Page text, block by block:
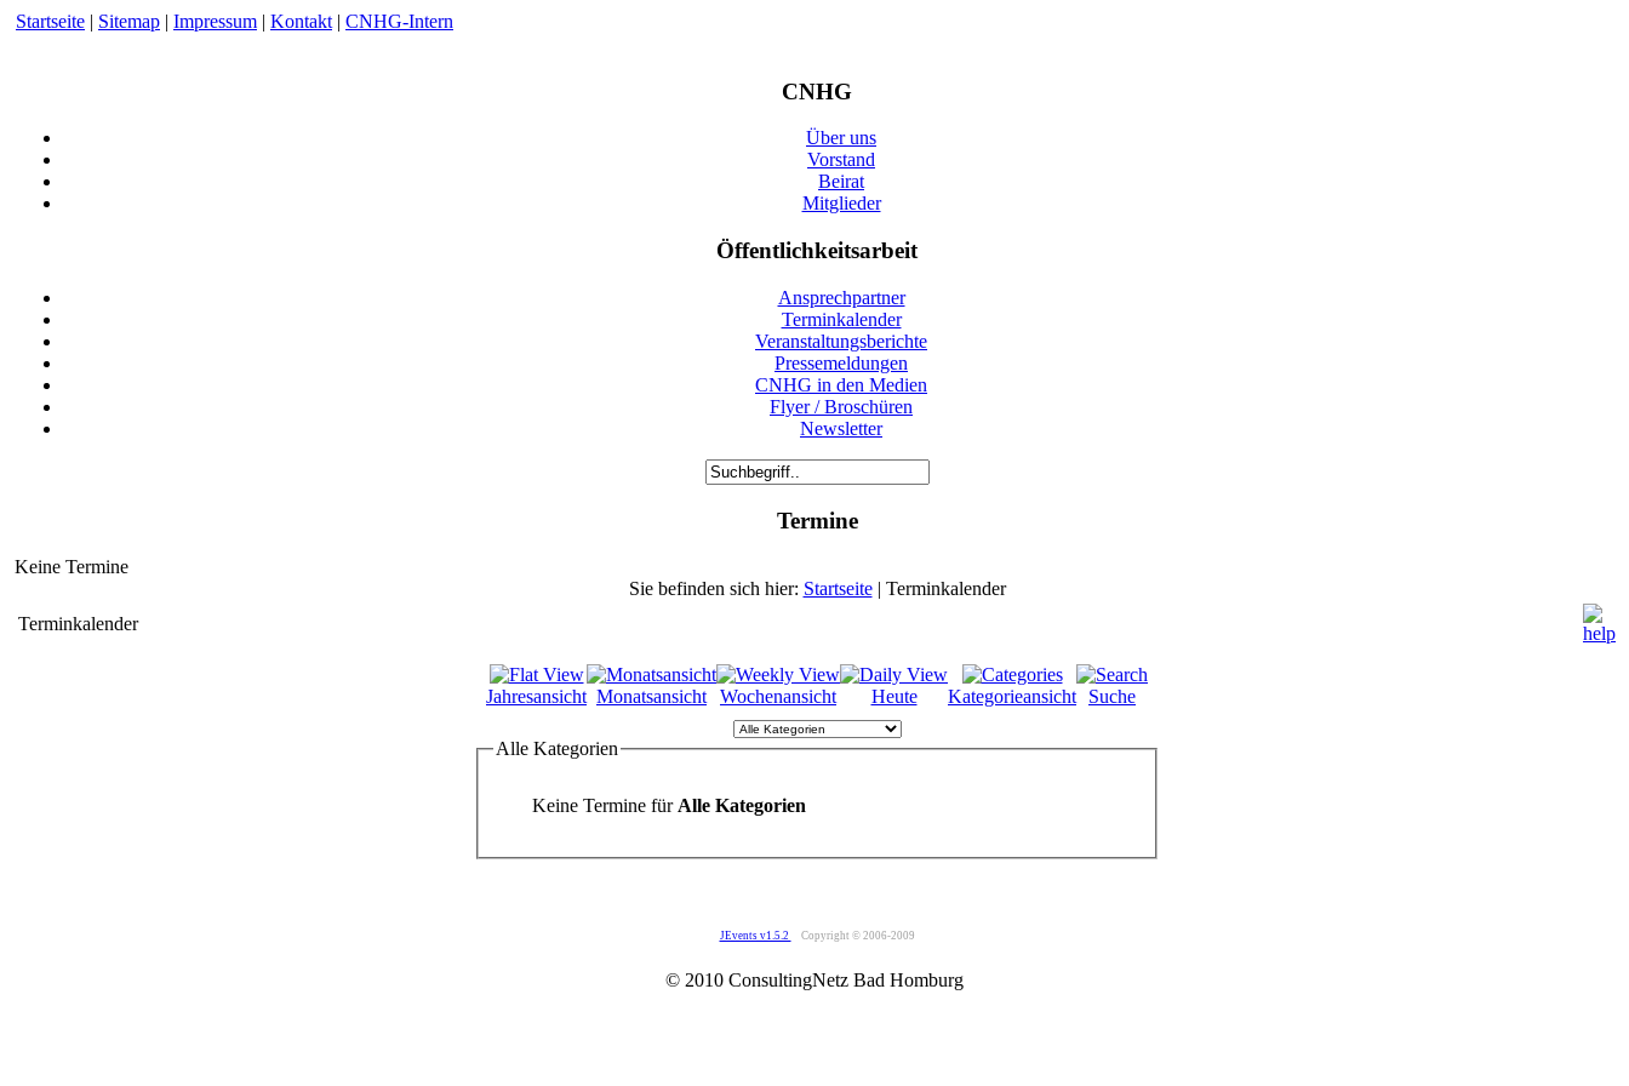
Startseite | Sitemap | Impressum | Kontakt | CNHG-Intern
CNHG
Über uns
Vorstand
Beirat
Mitglieder
Öffentlichkeitsarbeit
Ansprechpartner
Terminkalender
Veranstaltungsberichte
Pressemeldungen
CNHG in den Medien
Flyer / Broschüren
Newsletter
Termine
Keine Termine
Sie befinden sich hier: Startseite| Terminkalender
Terminkalender
Jahresansicht Monatsansicht Wochenansicht Heute Kategorieansicht Suche
Alle Kategorien
Keine Termine für Alle Kategorien
JEvents v1.5.2 Copyright © 2006-2009
© 2010 ConsultingNetz Bad Homburg